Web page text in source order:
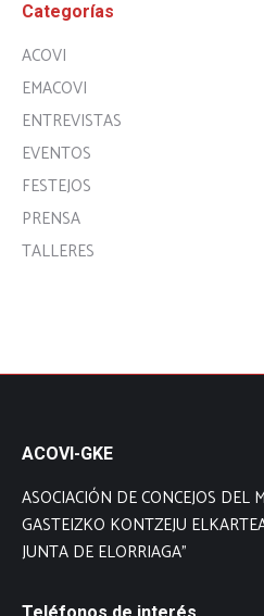
Categorías
ACOVI
EMACOVI
ENTREVISTAS
EVENTOS
FESTEJOS
PRENSA
TALLERES
ACOVI-GKE
ASOCIACIÓN DE CONCEJOS DEL
GASTEIZKO KONTZEJU
JUNTA DE ELORRIAGA”